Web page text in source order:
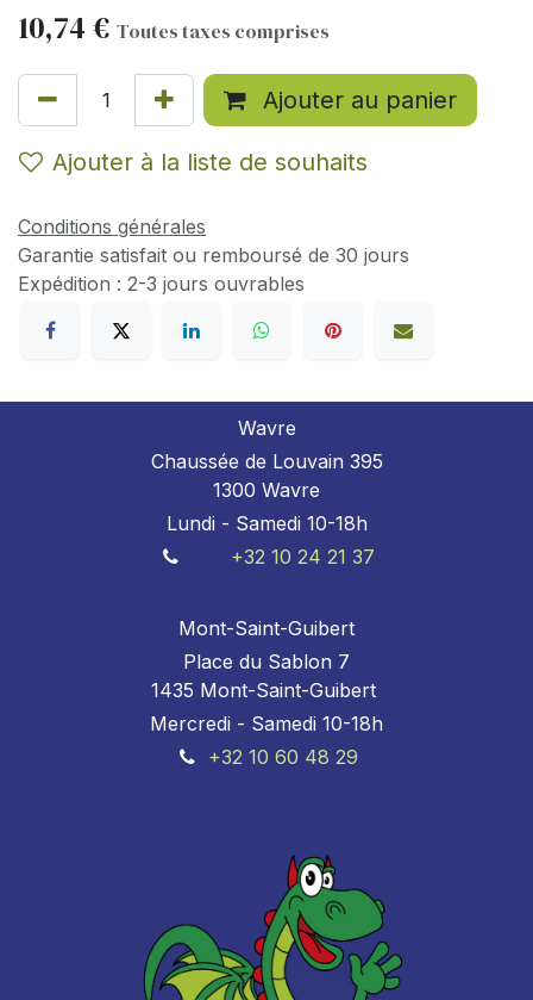
10,74 € Toutes taxes comprises
Ajouter au panier
Ajouter à la liste de souhaits
Conditions générales
Garantie satisfait ou remboursé de 30 jours
Expédition : 2-3 jours ouvrables
Wavre
Chaussée de Louvain 395
1300 Wavre
Lundi - Samedi 10-18h
+32 10 24 21 37
Mont-Saint-Guibert
Place du Sablon 7
1435 Mont-Saint-Guibert
Mercredi - Samedi 10-18h
+32 10 60 48 29